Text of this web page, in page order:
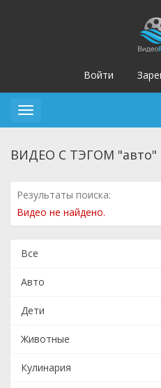
Войти
Toggle
ВИДЕО С ТЭГОМ "авто"
Результаты поиска:
Видео не найдено.
Все
Авто
Дети
Животные
Кулинария